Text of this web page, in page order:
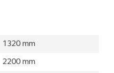
1320 mm
2200 mm